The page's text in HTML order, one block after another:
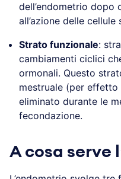
dell’endometrio dopo
all’azione delle
Strato funzionale:
cambiamenti ciclici
ormonali. Questo
mestruale (per
eliminato durante le
fecondazione.
A cosa serve